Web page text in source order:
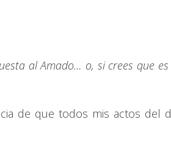
al Amado… o, si crees que
de que todos mis actos del